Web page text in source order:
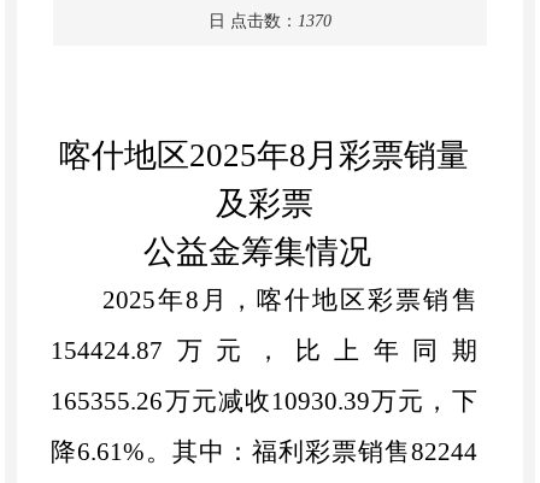
日 点击数： 1370
喀什地区2025年8月彩票销量
及彩票
公益金筹集情况
2025年8 月，喀什地区彩票销售
154424.87 万元，比上年同期
165355.26万元减收10930.39万元， 下
降6.61%。其中：福利彩票销售82244